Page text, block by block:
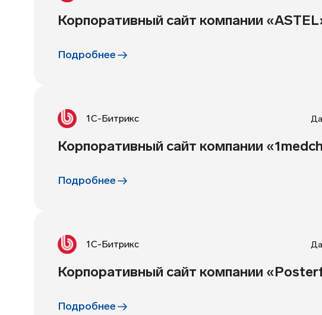
Корпоративный сайт компании
Подробнее
1С-Битрикс
Корпоративный сайт компании
Подробнее
1С-Битрикс
Корпоративный сайт компании
Подробнее